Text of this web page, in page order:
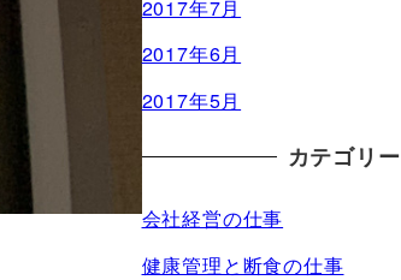
2017年7月
2017年6月
2017年5月
カテゴリー
会社経営の仕事
健康管理と断食の仕事